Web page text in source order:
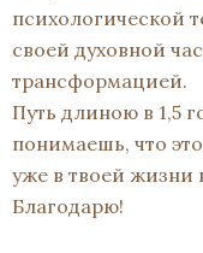
психологической
своей духовной
трансформацией.
Путь длиною в 1,5
понимаешь, что
уже в твоей жизни
Благодарю!